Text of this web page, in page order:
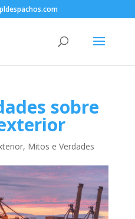
sobre
, Mitos e Verdades